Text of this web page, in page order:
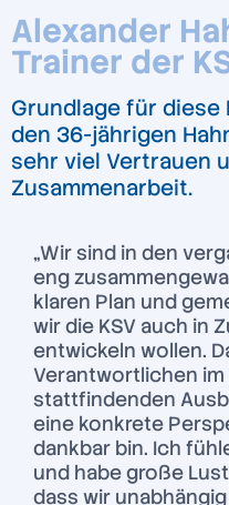
Alexander
Trainer der
Grundlage für
den 36-jährigen
sehr viel Vertrauen
Zusammenarbeit.
„Wir sind in den
eng
klaren Plan und
wir die KSV auch in
entwickeln wollen.
Verantwortlichen im
stattfindenden
eine konkrete
dankbar bin. Ich
und habe große
dass wir